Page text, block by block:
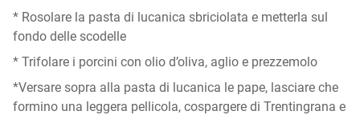
* Rosolare la pasta di lucanica sbriciolata e metterla sul
fondo delle scodelle
* Trifolare i porcini con olio d’oliva, aglio e prezzemolo
*Versare sopra alla pasta di lucanica le pape, lasciare che
formino una leggera pellicola, cospargere di Trentingrana e